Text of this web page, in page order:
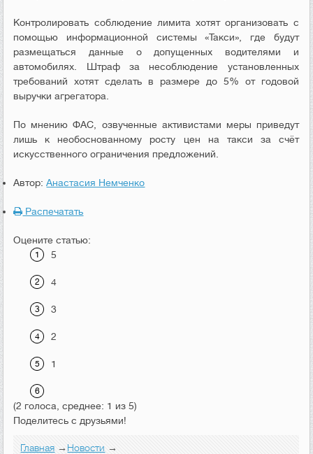
Контролировать соблюдение лимита хотят организовать с
помощью информационной системы «Такси», где будут
размещаться данные о допущенных водителями и
автомобилях. Штраф за несоблюдение установленных
требований хотят сделать в размере до 5% от годовой
выручки агрегатора.
По мнению ФАС, озвученные активистами меры приведут
лишь к необоснованному росту цен на такси за счёт
искусственного ограничения предложений.
Автор:Анастасия Немченко
Распечатать
Оцените статью:
5
4
3
2
1
(2 голоса, среднее: 1 из 5)
Поделитесь с друзьями!
Главная →Новости →